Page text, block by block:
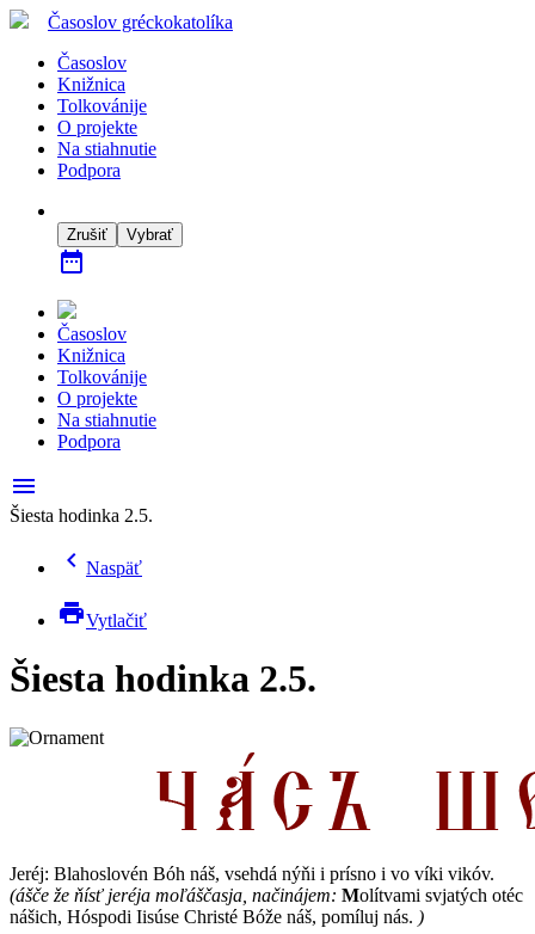
Časoslov gréckokatolíka
Časoslov
Knižnica
Tolkovánije
O projekte
Na stiahnutie
Podpora
Zrušiť Vybrať
date_range
Časoslov
Knižnica
Tolkovánije
O projekte
Na stiahnutie
Podpora
menu
Šiesta hodinka 2.5.
chevron_left Naspäť
printVytlačiť
Šiesta hodinka 2.5.
Jeréj: Blahoslovén Bóh náš, vsehdá nýňi i prísno i vo víki vikóv.
(ášče že ňísť jeréja moľáščasja, načinájem: Molítvami svjatých otéc
nášich, Hóspodi Iisúse Christé Bóže náš, pomíluj nás. )